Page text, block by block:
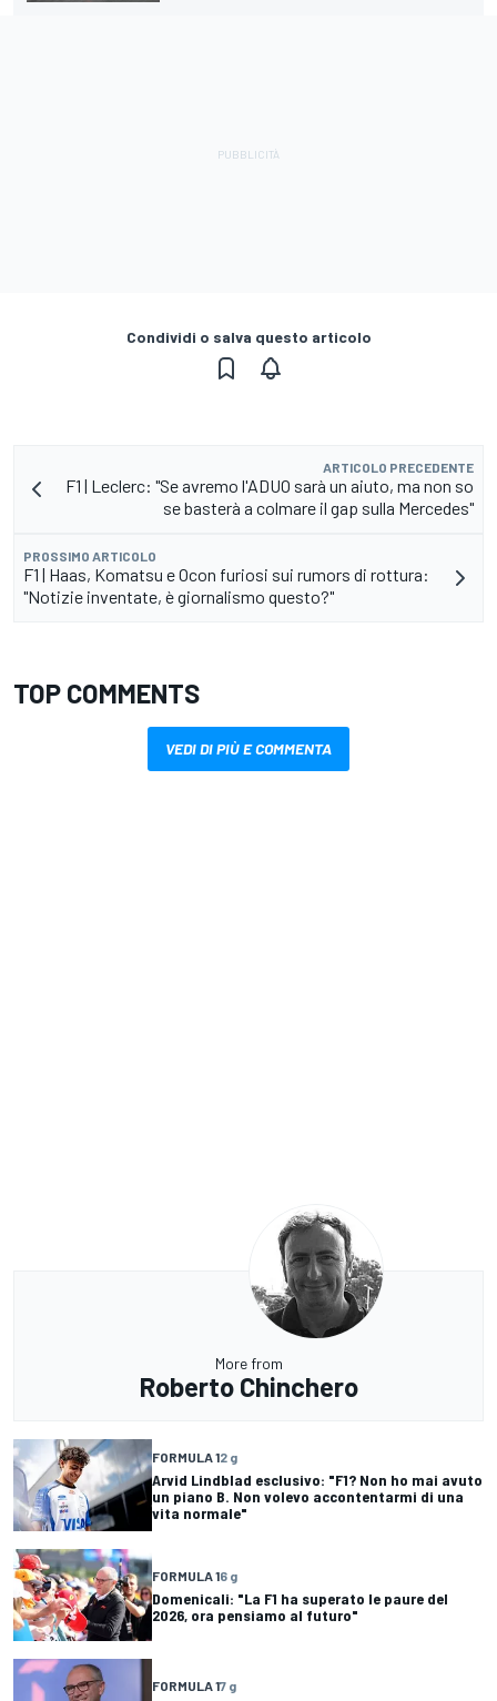
Condividi o salva questo articolo
ARTICOLO PRECEDENTE
F1 | Leclerc: "Se avremo l'ADUO sarà un aiuto, ma non so
se basterà a colmare il gap sulla Mercedes"
PROSSIMO ARTICOLO
F1 | Haas, Komatsu e Ocon furiosi sui rumors di rottura:
"Notizie inventate, è giornalismo questo?"
TOP COMMENTS
VEDI DI PIÙ E COMMENTA
More from
Roberto Chinchero
FORMULA 12 g
Arvid Lindblad esclusivo: "F1? Non ho mai avuto
un piano B. Non volevo accontentarmi di una
vita normale"
FORMULA 16 g
Domenicali: "La F1 ha superato le paure del
2026, ora pensiamo al futuro"
FORMULA 17 g